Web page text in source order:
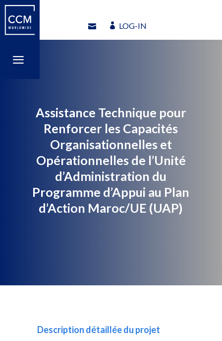
a
LOG-IN
a
LOG-IN
Assistance Technique pour
Renforcer les Capacités
Organisationnelles et
Opérationnelles de l’Unité
d’Administration du
Programme d’Appui au Plan
d’Action Maroc/UE (UAP)
Description détaillée du projet